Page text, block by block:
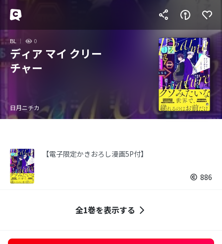
BL 0
ディア マイ クリー
チャー
日月ニチカ
【電子限定かきおろし漫画5P付】
886
全1巻を表示する